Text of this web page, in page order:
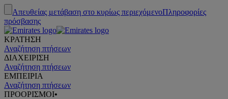
Απευθείας μετάβαση στο κυρίως περιεχόμενοΠληροφορίες
πρόσβασης
ΚΡΑΤΗΣΗ
Αναζήτηση πτήσεων
ΔΙΑΧΕΙΡΙΣΗ
Αναζήτηση πτήσεων
ΕΜΠΕΙΡΙΑ
Αναζήτηση πτήσεων
ΠΡΟΟΡΙΣΜΟΙ•